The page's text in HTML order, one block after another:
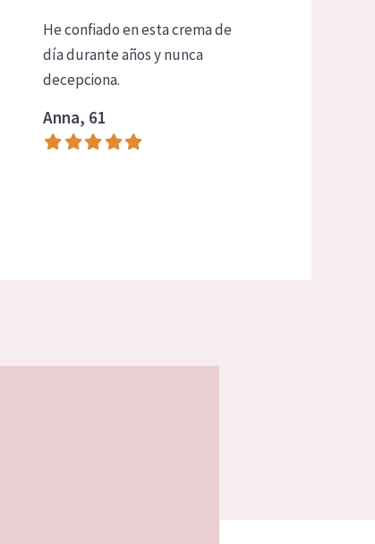
He confiado en esta crema de
día durante años y nunca
decepciona.
Anna, 61